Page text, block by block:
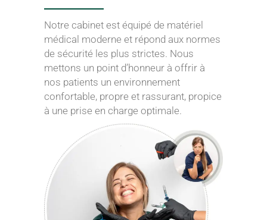
Notre cabinet est équipé de matériel
médical moderne et répond aux normes
de sécurité les plus strictes. Nous
mettons un point d’honneur à offrir à
nos patients un environnement
confortable, propre et rassurant, propice
à une prise en charge optimale.